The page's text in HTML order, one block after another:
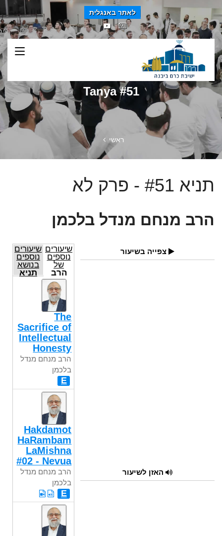
לאתר באנגלית
Tanya #51
ראשי
תניא #51 - פרק לא
הרב מנחם מנדל בלכמן
צפייה בשיעור
האזן לשיעור
שיעורים
נוספים
של
הרב
מנחם
מנדל
בלכמן
שיעורים
נוספים
בנושא
תניא
The
Sacrifice of
Intellectual
Honesty
הרב מנחם מנדל
בלכמן
E
Hakdamot
HaRambam
LaMishna
#02 - Nevua
הרב מנחם מנדל
בלכמן
E